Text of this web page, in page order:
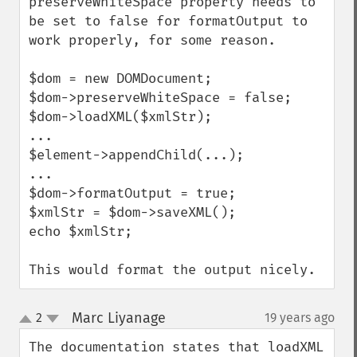
be set to false for formatOutput to
work properly, for some reason.
$dom = new DOMDocument;
$dom->preserveWhiteSpace = false;
$dom->loadXML($xmlStr);
...
$element->appendChild(...);
...
$dom->formatOutput = true;
$xmlStr = $dom->saveXML();
echo $xmlStr;
This would format the output nicely.
up
down
2 Marc Liyanage 19 years ago
The documentation states that loadXML